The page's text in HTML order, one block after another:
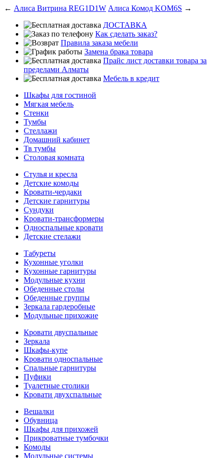
← Алиса Витрина REG1D1W Алиса Комод KOM6S →
ДОСТАВКА
Как сделать заказ?
Правила заказа мебели
Замена брака товара
Прайс лист доставки товара за
пределами Алматы
Мебель в кредит
Шкафы для гостиной
Мягкая мебель
Стенки
Тумбы
Стеллажи
Домашний кабинет
Тв тумбы
Столовая комната
Стулья и кресла
Детские комоды
Кровати-чердаки
Детские гарнитуры
Сундуки
Кровати-трансформеры
Односпальные кровати
Детские стелажи
Табуреты
Кухонные уголки
Кухонные гарнитуры
Модульные кухни
Обеденные столы
Обеденные группы
Зеркала гардеробные
Модульные прихожие
Кровати двуспальные
Зеркала
Шкафы-купе
Кровати односпальные
Спальные гарнитуры
Пуфики
Туалетные столики
Кровати двухспальные
Вешалки
Обувница
Шкафы для прихожей
Прикроватные тумбочки
Комоды
Модульные системы